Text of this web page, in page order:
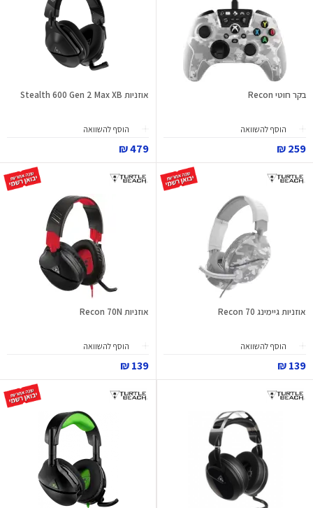
בקר חוטי Recon
הוסף להשוואה
259 ₪
אוזניות Stealth 600 Gen 2 Max XB
הוסף להשוואה
479 ₪
אוזניות גיימינג Recon 70
הוסף להשוואה
139 ₪
אוזניות Recon 70N
הוסף להשוואה
139 ₪